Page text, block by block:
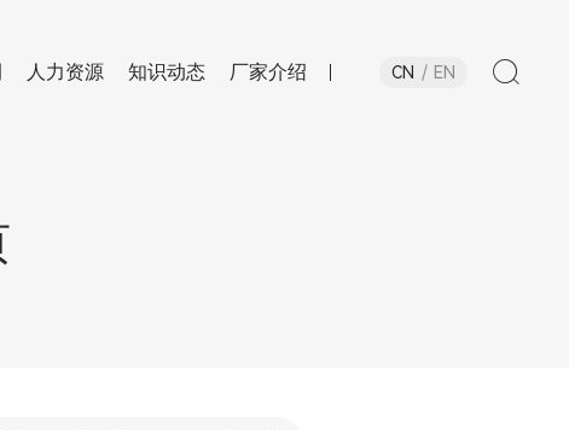
人力资源 知识动态 厂家介绍 CN EN